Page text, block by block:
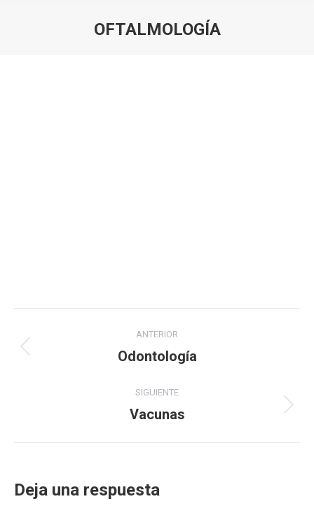
­OFTALMOLOGÍA
entre
ANTERIOR
Proyecto
Odontología
SIGUIENTE
Proyecto
­Vacunas
Deja una respuesta